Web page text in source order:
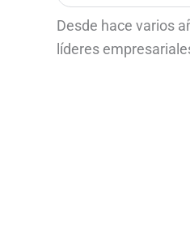
Desde hace varios
líderes